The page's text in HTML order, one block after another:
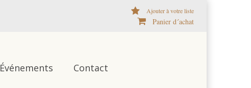
Ajouter à votre liste
Panier d´achat
Événements Contact